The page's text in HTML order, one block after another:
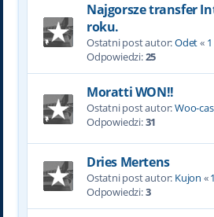
Najgorsze transfer
roku.
Ostatni post autor:Odet«
Odpowiedzi:25
Moratti WON!!
Ostatni post autor:Woo-
Odpowiedzi:31
Dries Mertens
Ostatni post autor: Kujon «
Odpowiedzi:3